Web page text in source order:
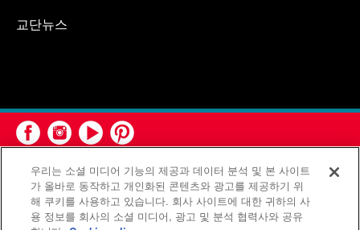
교단뉴스
연합감리교회 공보부(United Methodist Communications)는 연
우리는 소셜 미디어 기능의 제공과 데이터 분석 및 본 사이트
가 올바로 동작하고 개인화된 콘텐츠와 광고를 제공하기 위
해 쿠키를 사용하고 있습니다. 회사 사이트에 대한 귀하의 사
용 정보를 회사의 소셜 미디어, 광고 및 분석 협력사와 공유